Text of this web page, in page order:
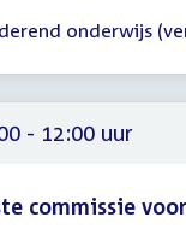
onderwijs
- 12:00 uur
commissie